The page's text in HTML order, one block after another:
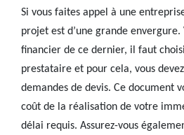
Si vous faites appel à une
projet est d’une grande envergure.
financier de ce dernier, il faut
prestataire et pour cela, vous
demandes de devis. Ce document
coût de la réalisation de votre
délai requis. Assurez-vous